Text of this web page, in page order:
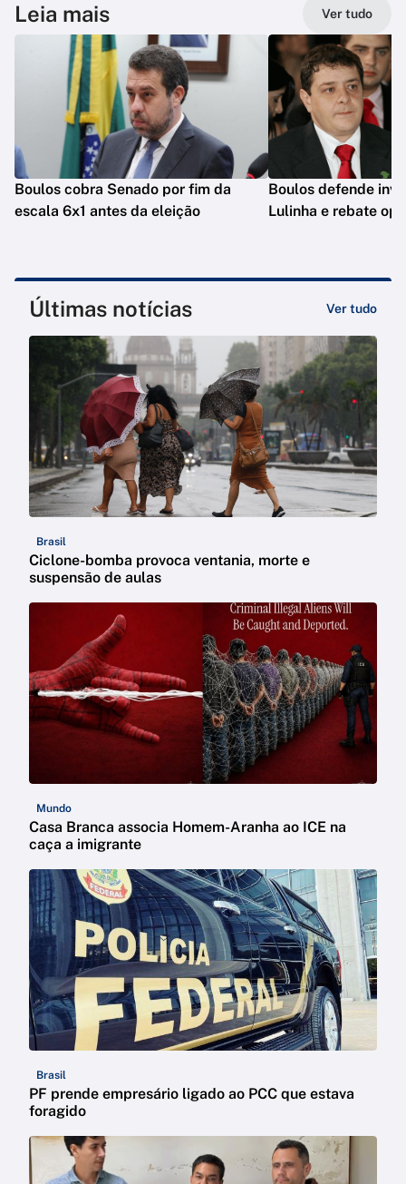
Leia mais Ver tudo
Boulos cobra Senado por fim da
escala 6x1 antes da eleição
Boulos defende
Lulinha e rebate
Últimas notícias Ver tudo
Brasil
Ciclone-bomba provoca ventania, morte e
suspensão de aulas
Mundo
Casa Branca associa Homem-Aranha ao ICE na
caça a imigrante
Brasil
PF prende empresário ligado ao PCC que estava
foragido